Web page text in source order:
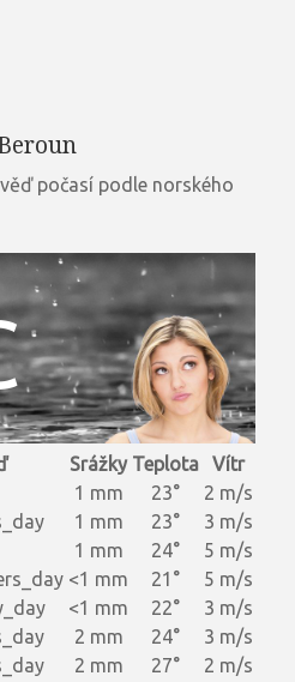
počasí podle norského
Srážky Teplota
Vítr
1 mm 23°
2 m/s
1 mm 23°
3 m/s
1 mm 24°
5 m/s
<1 mm 21°
5 m/s
<1 mm 22°
3 m/s
2 mm 24°
3 m/s
2 mm 27°
2 m/s